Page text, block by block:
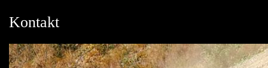
Kontakt